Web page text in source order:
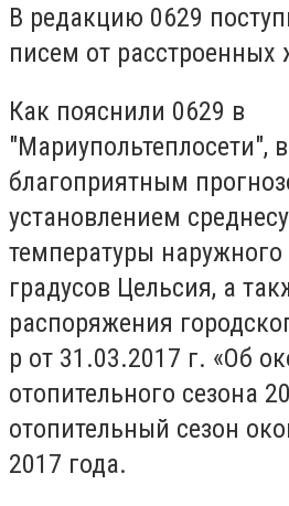
В редакцию 0629
писем от расстроенных
Как пояснили 0629 в
"Мариупольтеплосети",
благоприятным
установлением
температуры наружного
градусов Цельсия, а
распоряжения
р от 31.03.2017 г. «Об
отопительного сезона
отопительный сезон
2017 года.